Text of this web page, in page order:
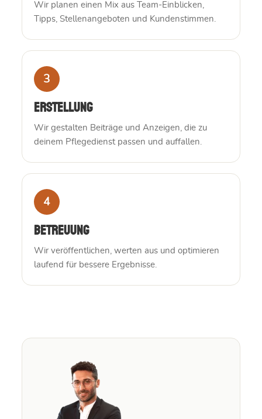
Wir planen einen Mix aus Team-Einblicken,
Tipps, Stellenangeboten und Kundenstimmen.
3
Erstellung
Wir gestalten Beiträge und Anzeigen, die zu
deinem Pflegedienst passen und auffallen.
4
Betreuung
Wir veröffentlichen, werten aus und optimieren
laufend für bessere Ergebnisse.